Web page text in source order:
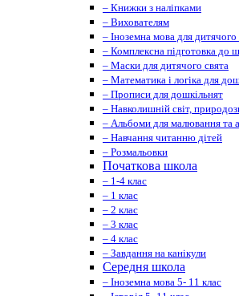
– Книжки з наліпками
– Вихователям
– Іноземна мова для дитячого
– Комплексна підготовка до
– Маски для дитячого свята
– Математика і логіка для
– Прописи для дошкільнят
– Навколишній світ,
– Альбоми для малювання та
– Навчання читанню дітей
– Розмальовки
Початкова школа
– 1-4 клас
– 1 клас
– 2 клас
– 3 клас
– 4 клас
– Завдання на канікули
Середня школа
– Іноземна мова 5- 11 клас